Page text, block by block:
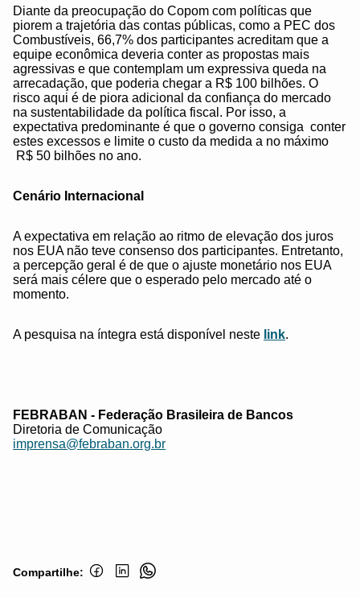
Diante da preocupação do Copom com políticas que
piorem a trajetória das contas públicas, como a PEC dos
Combustíveis, 66,7% dos participantes acreditam que a
equipe econômica deveria conter as propostas mais
agressivas e que contemplam um expressiva queda na
arrecadação, que poderia chegar a R$ 100 bilhões. O
risco aqui é de piora adicional da confiança do mercado
na sustentabilidade da política fiscal. Por isso, a
expectativa predominante é que o governo consiga conter
estes excessos e limite o custo da medida a no máximo
R$ 50 bilhões no ano.
Cenário Internacional
A expectativa em relação ao ritmo de elevação dos juros
nos EUA não teve consenso dos participantes. Entretanto,
a percepção geral é de que o ajuste monetário nos EUA
será mais célere que o esperado pelo mercado até o
momento.
A pesquisa na íntegra está disponível neste link.
FEBRABAN - Federação Brasileira de Bancos
Diretoria de Comunicação
imprensa@febraban.org.br
Compartilhe: